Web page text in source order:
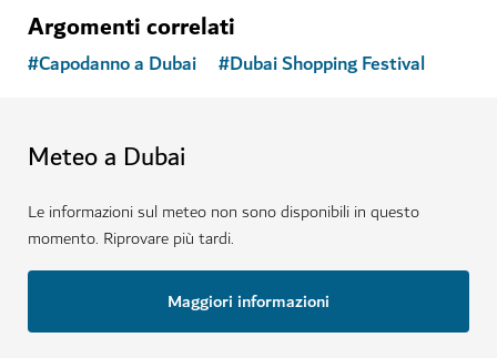
Argomenti correlati
#Capodanno a Dubai #Dubai Shopping Festival
Meteo a Dubai
Le informazioni sul meteo non sono disponibili in questo
momento. Riprovare più tardi.
Maggiori informazioni